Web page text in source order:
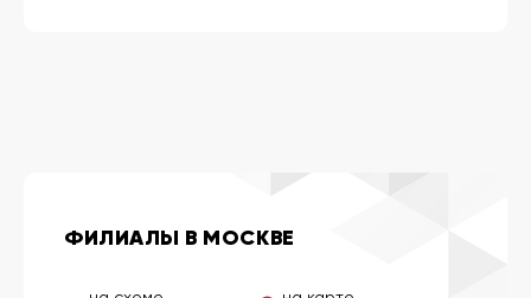
ФИЛИАЛЫ В МОСКВЕ